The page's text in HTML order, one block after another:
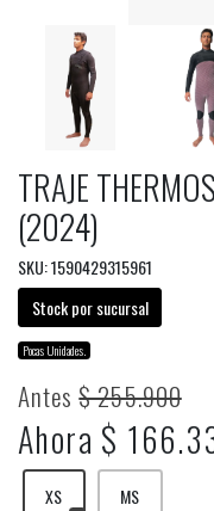
TRAJE
(2024)
SKU: 1590429315961
Stock por sucursal
Pocas Unidades.
Antes$ 255.900
Ahora $
XS MS